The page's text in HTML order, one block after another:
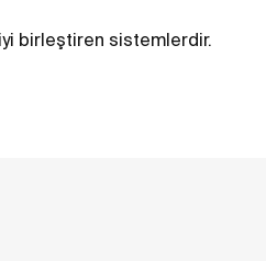
birleştiren sistemlerdir.